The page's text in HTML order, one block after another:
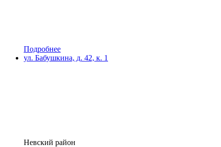
Подробнее
ул. Бабушкина, д. 42, к. 1
Невский район